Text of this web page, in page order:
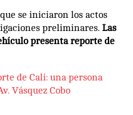
se iniciaron los actos
preliminares. Las
presenta reporte de
de Cali: una persona
Vásquez Cobo